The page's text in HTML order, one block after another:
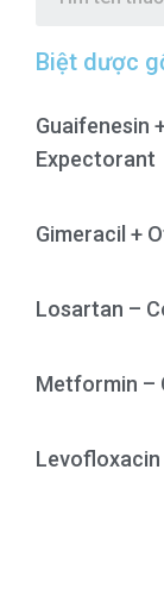
Biệt dược
Guaifenesin
Expectorant
Gimeracil +
Losartan –
Metformin –